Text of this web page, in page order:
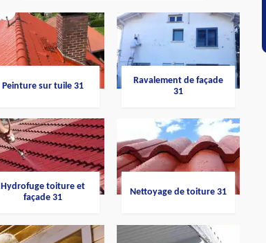
Peinture sur tuile 31
Ravalement de façade
31
Hydrofuge toiture et
façade 31
Nettoyage de toiture 31